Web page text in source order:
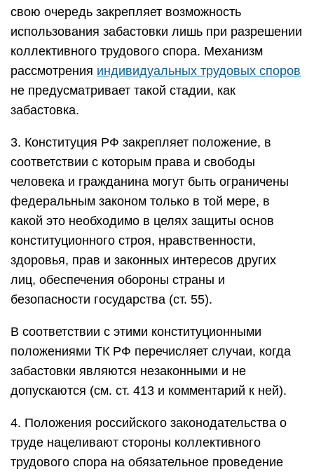
свою очередь закрепляет возможность
использования забастовки лишь при разрешении
коллективного трудового спора. Механизм
рассмотрения индивидуальных трудовых споров
не предусматривает такой стадии, как
забастовка.
3. Конституция РФ закрепляет положение, в
соответствии с которым права и свободы
человека и гражданина могут быть ограничены
федеральным законом только в той мере, в
какой это необходимо в целях защиты основ
конституционного строя, нравственности,
здоровья, прав и законных интересов других
лиц, обеспечения обороны страны и
безопасности государства (ст. 55).
В соответствии с этими конституционными
положениями ТК РФ перечисляет случаи, когда
забастовки являются незаконными и не
допускаются (см. ст. 413 и комментарий к ней).
4. Положения российского законодательства о
труде нацеливают стороны коллективного
трудового спора на обязательное проведение